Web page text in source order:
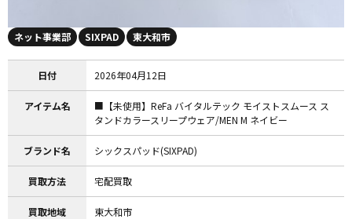
ネット事業部 SIXPAD 東大和市
日付 2026年04月12日
アイテム名
■【未使用】ReFa バイタルテック モイストスムース ス
タンドカラースリープウェア/MEN M ネイビー
ブランド名 シックスパッド(SIXPAD)
買取方法 宅配買取
買取地域 東大和市